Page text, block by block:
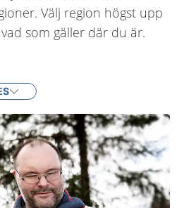
Välj region högst upp
som gäller där du är.